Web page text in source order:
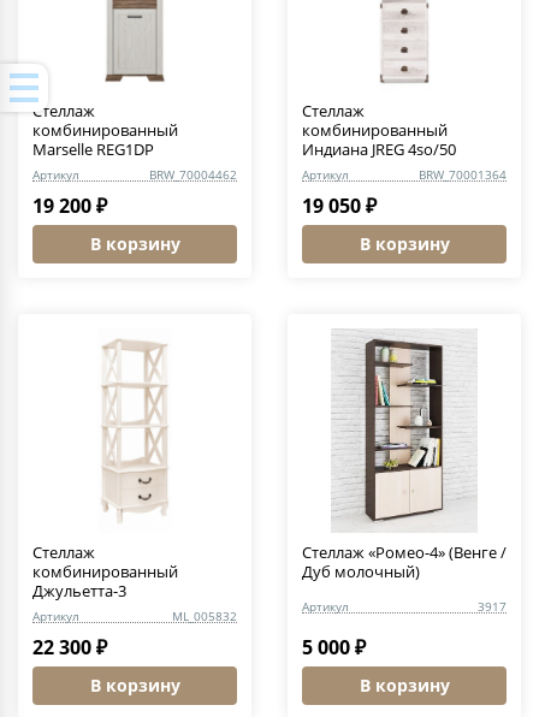
Стеллаж
комбинированный
Marselle REG1DP
Артикул BRW_70004462
19 200 ₽
В корзину
Стеллаж
комбинированный
Индиана JREG 4so/50
Артикул BRW_70001364
19 050 ₽
В корзину
Стеллаж
комбинированный
Джульетта-3
Артикул ML_005832
22 300 ₽
В корзину
Стеллаж «Ромео-4» (Венге /
Дуб молочный)
Артикул 3917
5 000 ₽
В корзину